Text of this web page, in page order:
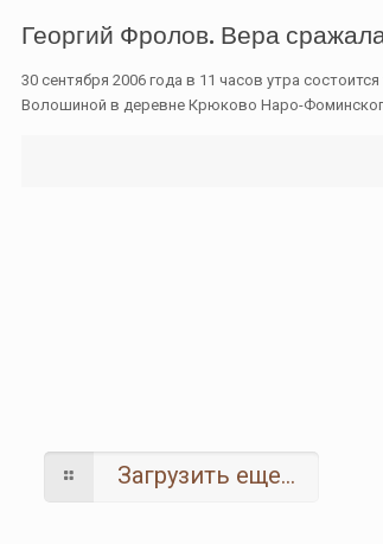
Георгий Фролов. Вера
30 сентября 2006 года в 11 часов утра
Волошиной в деревне Крюково Наро-
Загрузить еще...